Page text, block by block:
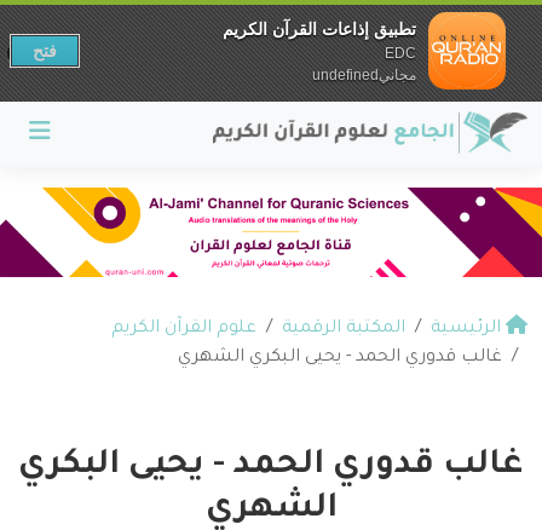
الرئيسية المكتبة الرقمية
علوم القرآن الكريم
غالب قدوري الحمد - يحيى البكري الشهري
غالب قدوري الحمد - يحيى البكري
الشهري
تطبيق إذاعات القرآن الكريم
EDC
مجانيundefined
فتح